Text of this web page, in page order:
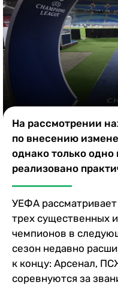
На рассмотрении
по внесению
однако только
реализовано
УЕФА
трех существенных
чемпионов в
сезон недавно
к концу: Арсенал,
соревнуются за